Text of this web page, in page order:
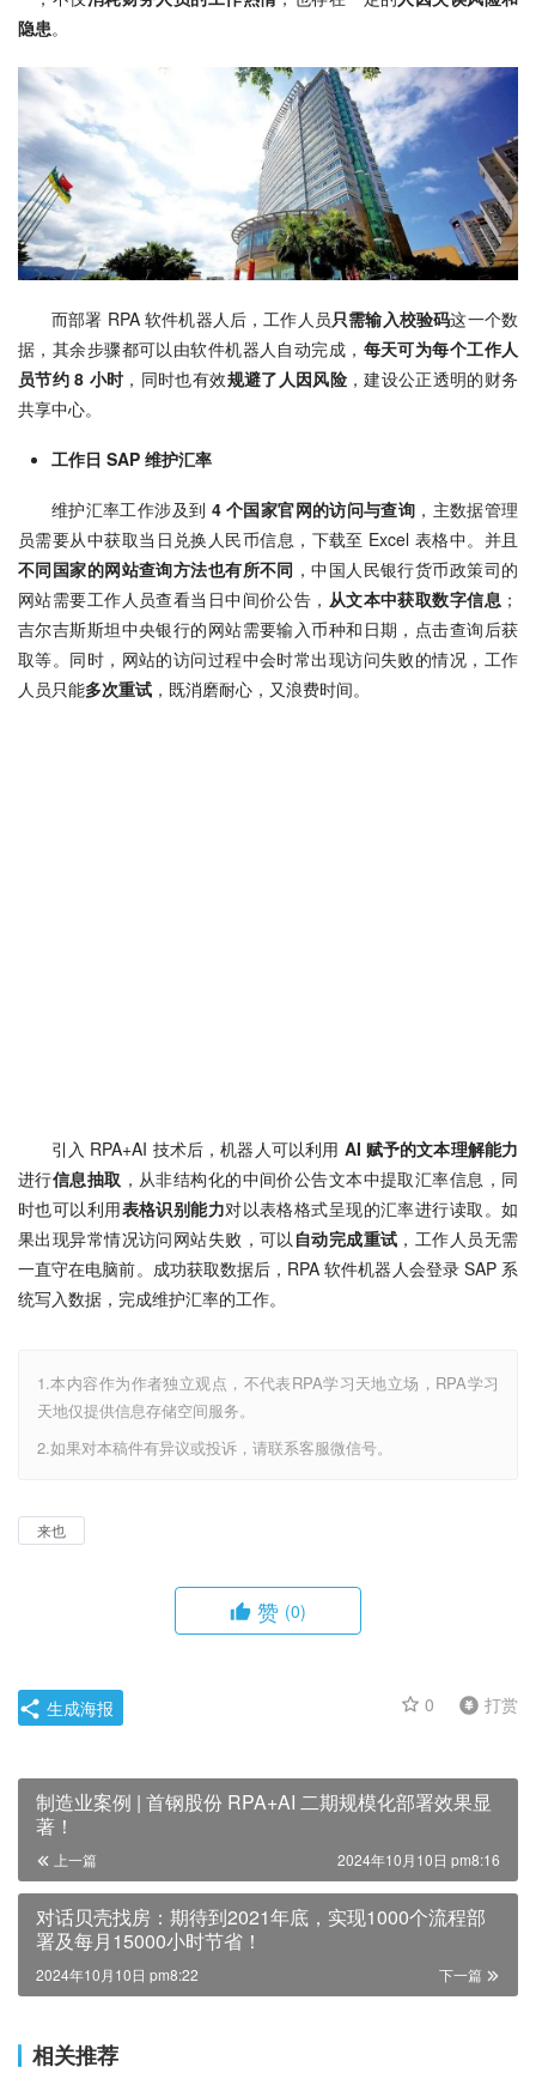
隐患。
而部署 RPA 软件机器人后，工作人员只需输入校验码这一个数
据，其余步骤都可以由软件机器人自动完成， 每天可为每个工作人
员节约 8 小时 ，同时也有效规避了人因风险，建设公正透明的财务
共享中心。
工作日 SAP 维护汇率
维护汇率工作涉及到 4 个国家官网的访问与查询 ，主数据管理
员需要从中获取当日兑换人民币信息，下载至 Excel 表格中。并且
不同国家的网站查询方法也有所不同 ，中国人民银行货币政策司的
网站需要工作人员查看当日中间价公告， 从文本中获取数字信息 ；
吉尔吉斯斯坦中央银行的网站需要输入币种和日期，点击查询后获
取等。同时，网站的访问过程中会时常出现访问失败的情况，工作
人员只能多次重试 ，既消磨耐心，又浪费时间。
引入 RPA+AI 技术后，机器人可以利用 AI 赋予的文本理解能力
进行信息抽取 ，从非结构化的中间价公告文本中提取汇率信息，同
时也可以利用表格识别能力对以表格格式呈现的汇率进行读取。如
果出现异常情况访问网站失败，可以 自动完成重试 ，工作人员无需
一直守在电脑前。成功获取数据后，RPA 软件机器人会登录 SAP 系
统写入数据，完成维护汇率的工作。
1.本内容作为作者独立观点，不代表RPA学习天地立场，RPA学习
天地仅提供信息存储空间服务。
2.如果对本稿件有异议或投诉，请联系客服微信号。
来也
赞 (0)
0 打赏
生成海报
制造业案例 | 首钢股份 RPA+AI 二期规模化部署效果显
著！
上一篇 2024年10月10日 pm8:16
对话贝壳找房：期待到2021年底，实现1000个流程部
署及每月15000小时节省！
下一篇
2024年10月10日 pm8:22
相关推荐